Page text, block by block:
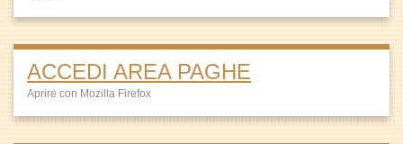
ACCEDI AREA PAGHE
Aprire con Mozilla Firefox